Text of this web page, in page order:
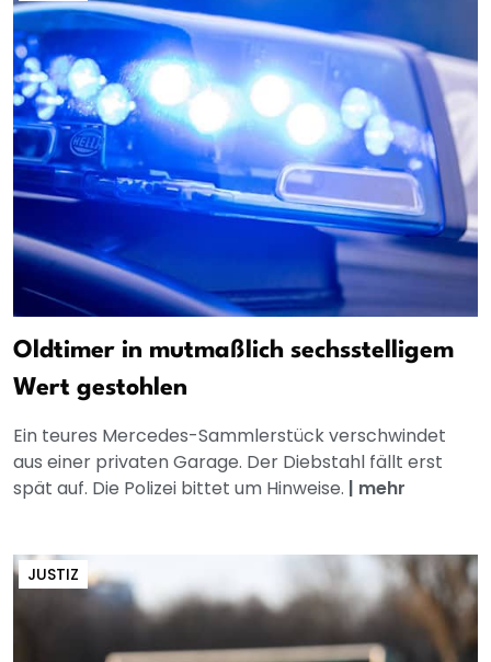
Oldtimer in mutmaßlich sechsstelligem
Wert gestohlen
Ein teures Mercedes-Sammlerstück verschwindet
aus einer privaten Garage. Der Diebstahl fällt erst
spät auf. Die Polizei bittet um Hinweise. | mehr
JUSTIZ